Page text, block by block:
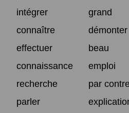
intégrer
grand
connaître
démonter
effectuer
beau
connaissance
emploi
recherche
par
parler